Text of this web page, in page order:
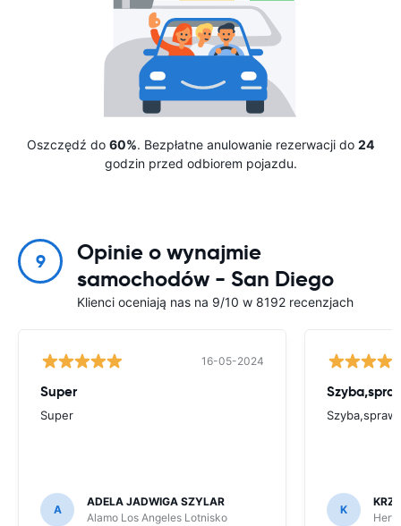
Oszczędź do 60%. Bezpłatne anulowanie rezerwacji do 24
godzin przed odbiorem pojazdu.
9
Opinie o wynajmie
samochodów - San Diego
Klienci oceniają nas na 9/10 w 8192 recenzjach
16-05-2024
Super
Super
A
ADELA JADWIGA SZYLAR
Alamo Los Angeles Lotnisko
K